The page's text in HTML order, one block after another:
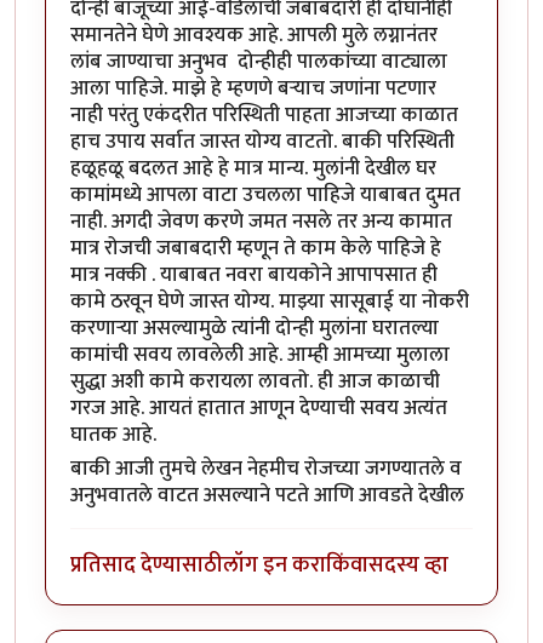
दोन्ही बाजूच्या आई-वडिलांची जबाबदारी ही दोघांनीही
समानतेने घेणे आवश्यक आहे. आपली मुले लग्नानंतर
लांब जाण्याचा अनुभव दोन्हीही पालकांच्या वाट्याला
आला पाहिजे. माझे हे म्हणणे बऱ्याच जणांना पटणार
नाही परंतु एकंदरीत परिस्थिती पाहता आजच्या काळात
हाच उपाय सर्वात जास्त योग्य वाटतो. बाकी परिस्थिती
हळूहळू बदलत आहे हे मात्र मान्य. मुलांनी देखील घर
कामांमध्ये आपला वाटा उचलला पाहिजे याबाबत दुमत
नाही. अगदी जेवण करणे जमत नसले तर अन्य कामात
मात्र रोजची जबाबदारी म्हणून ते काम केले पाहिजे हे
मात्र नक्की . याबाबत नवरा बायकोने आपापसात ही
कामे ठरवून घेणे जास्त योग्य. माझ्या सासूबाई या नोकरी
करणाऱ्या असल्यामुळे त्यांनी दोन्ही मुलांना घरातल्या
कामांची सवय लावलेली आहे. आम्ही आमच्या मुलाला
सुद्धा अशी कामे करायला लावतो. ही आज काळाची
गरज आहे. आयतं हातात आणून देण्याची सवय अत्यंत
घातक आहे.
बाकी आजी तुमचे लेखन नेहमीच रोजच्या जगण्यातले व
अनुभवातले वाटत असल्याने पटते आणि आवडते देखील
प्रतिसाद देण्यासाठीलॉग इन कराकिंवासदस्य व्हा